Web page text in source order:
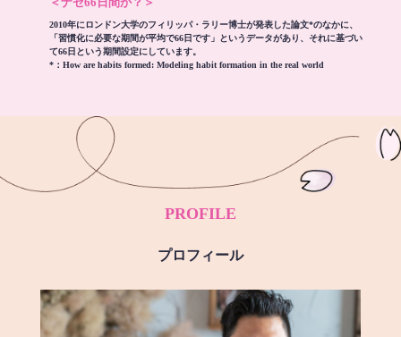
2010年にロンドン大学のフィリッパ・ラリー博士が発表した論文*のなかに、
「習慣化に必要な期間が平均で66日です」というデータがあり、それに基づい
て66日という期間設定にしています。
*： How are habits formed: Modeling habit formation in the real world
PROFILE
プロフィール